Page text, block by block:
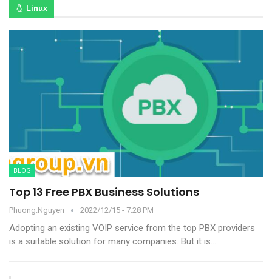
Linux
BLOG
Top 13 Free PBX Business Solutions
Phuong.nguyen 2022/12/15 - 7:28 PM
Adopting an existing VOIP service from the top PBX providers
is a suitable solution for many companies. But it is…